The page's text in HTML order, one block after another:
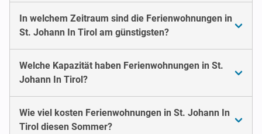
In welchem Zeitraum sind die Ferienwohnungen in
St. Johann In Tirol am günstigsten?
Welche Kapazität haben Ferienwohnungen in St.
Johann In Tirol?
Wie viel kosten Ferienwohnungen in St. Johann In
Tirol diesen Sommer?